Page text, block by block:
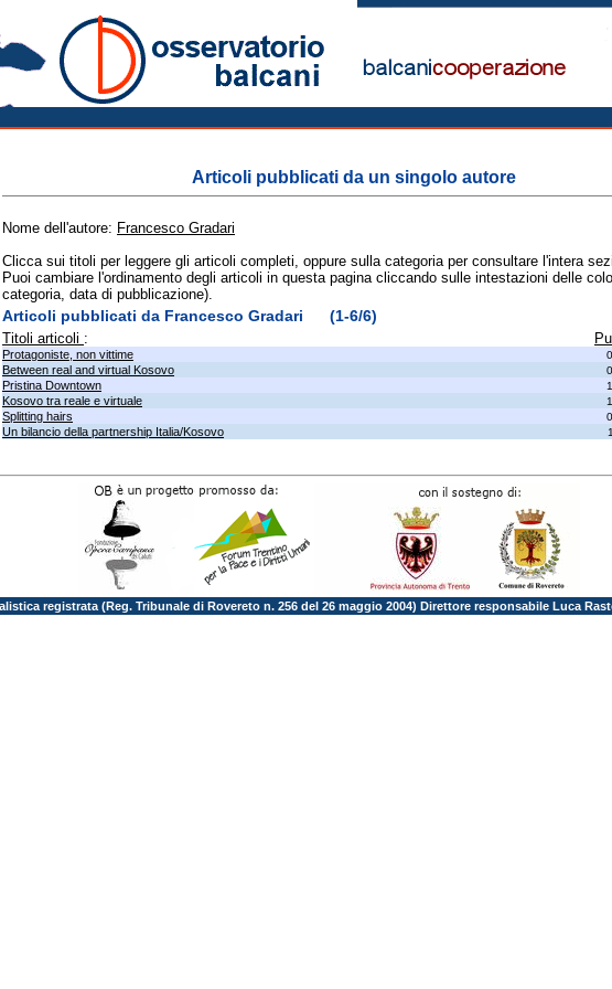
Articoli pubblicati da un singolo autore
Nome dell'autore: Francesco Gradari
Clicca sui titoli per leggere gli articoli completi, oppure sulla categoria per consultare l'intera
Puoi cambiare l'ordinamento degli articoli in questa pagina cliccando sulle intestazioni delle
categoria, data di pubblicazione).
Articoli pubblicati da Francesco Gradari (1-6/6)
Titoli articoli :
Protagoniste, non vittime
Between real and virtual Kosovo
Pristina Downtown
Kosovo tra reale e virtuale
Splitting hairs
Un bilancio della partnership Italia/Kosovo
registrata (Reg. Tribunale di Rovereto n. 256 del 26 maggio 2004) Direttore responsabile Luca